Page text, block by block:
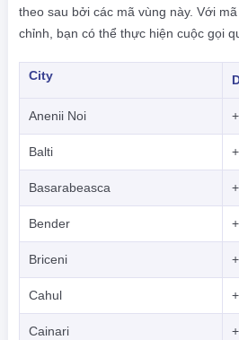
theo sau bởi các mã vùng này. Với
chỉnh, bạn có thể thực hiện cuộc gọi
City
Anenii Noi
Balti
Basarabeasca
Bender
Briceni
Cahul
Cainari